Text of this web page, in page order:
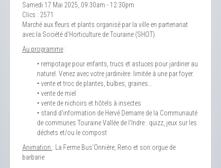
Samedi 17 Mai 2025, 09:30am - 12:30pm
Clics : 2571
Marché aux fleurs et plants organisé par la ville en partenariat
avec la Société d’Horticulture de Touraine (SHOT).
Au programme :
• rempotage pour enfants, trucs et astuces pour jardiner au
naturel. Venez avec votre jardinière. limitée à une par foyer.
• vente et troc de plantes, bulbes, graines…
• vente de miel
• vente de nichoirs et hôtels à insectes
• stand d'information de Hervé Demarre de la Communauté
de communes Touraine Vallée de l’Indre : quizz, jeux sur les
déchets et/ou le compost
Animation : La Ferme Bus’Onnière, Reno et son orgue de
barbarie